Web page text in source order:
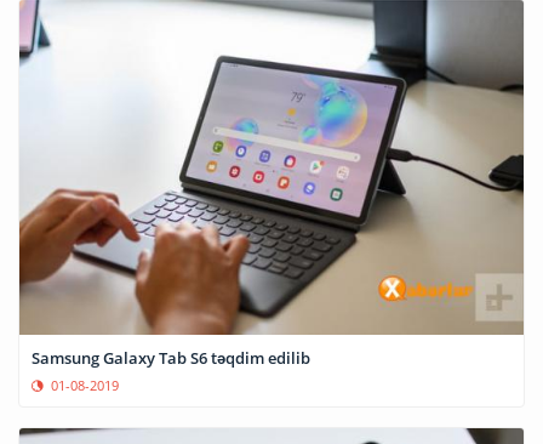
Samsung Galaxy Tab S6 təqdim edilib
01-08-2019